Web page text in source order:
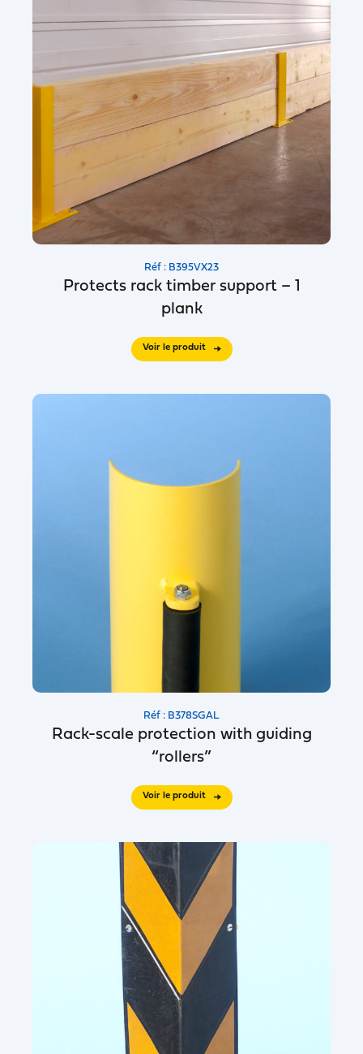
Réf : B395VX23
Protects rack timber support – 1
plank
Voir le produit
Réf : B378SGAL
Rack-scale protection with guiding
“rollers”
Voir le produit